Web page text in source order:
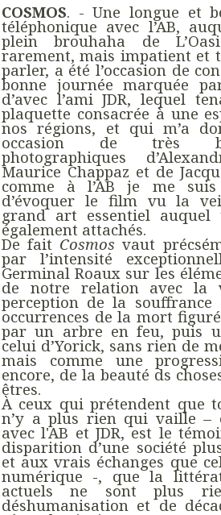
COSMOS. - Une longue et
téléphonique avec l’AB,
plein brouhaha de
rarement, mais impatient et
parler, a été l’occasion de
bonne journée marquée
d’avec l’ami JDR, lequel
plaquette consacrée à une
nos régions, et qui m’a
occasion de très
photographiques
Maurice Chappaz et de
comme à l’AB je me
d’évoquer le film vu la
grand art essentiel auquel
également attachés.
De fait Cosmos vaut
par l’intensité
Germinal Roaux sur les
de notre relation avec
perception de la
occurrences de la mort
par un arbre en feu, puis
celui d’Yorick, sans rien de
mais comme une
encore, de la beauté ds
êtres.
À ceux qui prétendent que
n’y a plus rien qui vaille –
avec l'AB et JDR, est le
disparition d’une société
et aux vrais échanges que
numérique -, que la
actuels ne sont plus
déshumanisation et de